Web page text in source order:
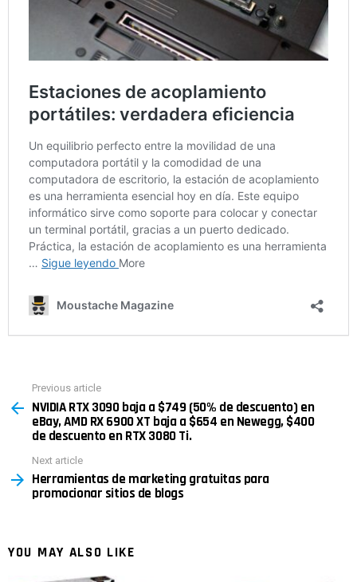
more
Previous article
NVIDIA RTX 3090 baja a $749 (50% de descuento) en
eBay, AMD RX 6900 XT baja a $654 en Newegg, $400
de descuento en RTX 3080 Ti.
Next article
Herramientas de marketing gratuitas para
promocionar sitios de blogs
YOU MAY ALSO LIKE